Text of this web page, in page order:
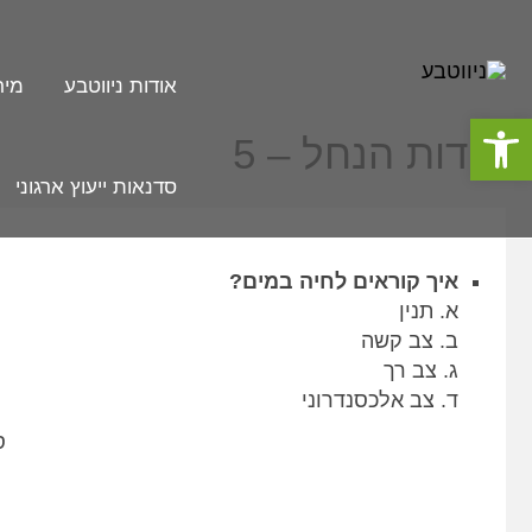
אודות ניווטבע
סדנאות ייעוץ ארגוני
חידות הנחל – 5
איך קוראים לחיה במים?
א. תנין
ב. צב קשה
ג. צב רך
ד. צב אלכסנדרוני
פתח סרגל נגישות